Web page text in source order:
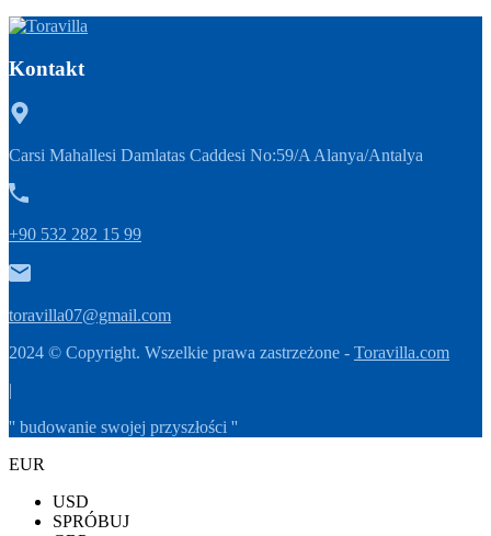
Kontakt
Carsi Mahallesi Damlatas Caddesi No:59/A Alanya/Antalya
+90 532 282 15 99
toravilla07@gmail.com
2024 © Copyright. Wszelkie prawa zastrzeżone - Toravilla.com
|
'' budowanie swojej przyszłości ''
EUR
USD
SPRÓBUJ